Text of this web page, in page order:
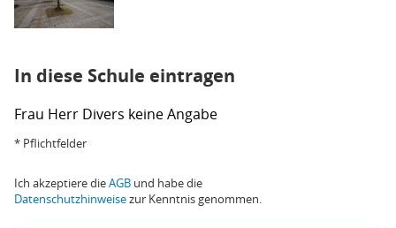
In diese Schule eintragen
Frau Herr Divers keine Angabe
* Pflichtfelder
Ich akzeptiere dieAGB und habe die
Datenschutzhinweisezur Kenntnis genommen.